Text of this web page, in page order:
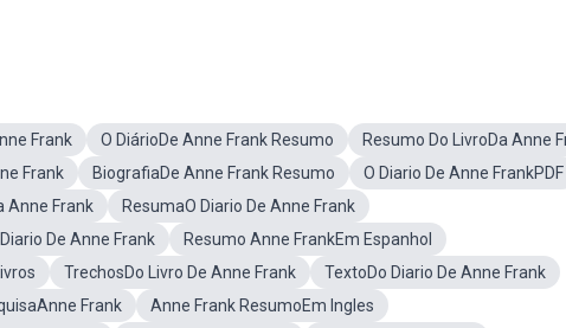
Frank O DiárioDe Anne Frank Resumo
Resumo Do LivroDa Anne
Frank BiografiaDe Anne Frank Resumo
O Diario De Anne FrankPDF
Anne Frank
ResumaO Diario De Anne Frank
De Anne Frank
Resumo Anne FrankEm Espanhol
TrechosDo Livro De Anne Frank
TextoDo Diario De Anne Frank
Frank
Anne Frank ResumoEm Ingles